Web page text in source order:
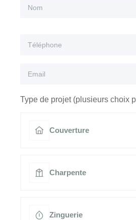
Type de projet (plusieurs choix
Couverture
Charpente
Zinguerie